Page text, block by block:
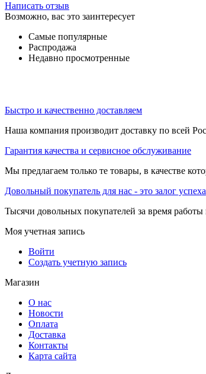
Написать отзыв
Возможно, вас это заинтересует
Самые популярные
Распродажа
Недавно просмотренные
Быстро и качественно доставляем
Наша компания производит доставку по всей
Гарантия качества и сервисное обслуживание
Мы предлагаем только те товары, в качестве
Довольный покупатель для нас - это залог успеха
Тысячи довольных покупателей за время работы
Моя учетная запись
Войти
Создать учетную запись
Магазин
О нас
Новости
Оплата
Доставка
Контакты
Карта сайта